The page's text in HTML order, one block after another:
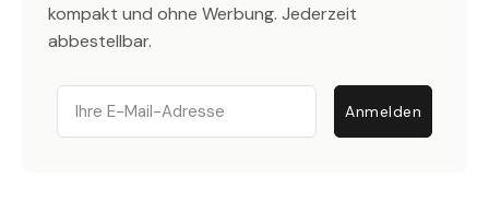
kompakt und ohne Werbung. Jederzeit
abbestellbar.
Email
Anmelden